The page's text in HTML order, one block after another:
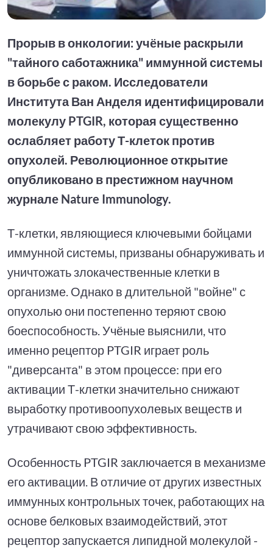
Прорыв в онкологии: учёные раскрыли
"тайного саботажника" иммунной системы
в борьбе с раком. Исследователи
Института Ван Анделя идентифицировали
молекулу PTGIR, которая существенно
ослабляет работу Т-клеток против
опухолей. Революционное открытие
опубликовано в престижном научном
журнале Nature Immunology.
Т-клетки, являющиеся ключевыми бойцами
иммунной системы, призваны обнаруживать и
уничтожать злокачественные клетки в
организме. Однако в длительной "войне" с
опухолью они постепенно теряют свою
боеспособность. Учёные выяснили, что
именно рецептор PTGIR играет роль
"диверсанта" в этом процессе: при его
активации Т-клетки значительно снижают
выработку противоопухолевых веществ и
утрачивают свою эффективность.
Особенность PTGIR заключается в механизме
его активации. В отличие от других известных
иммунных контрольных точек, работающих на
основе белковых взаимодействий, этот
рецептор запускается липидной молекулой -